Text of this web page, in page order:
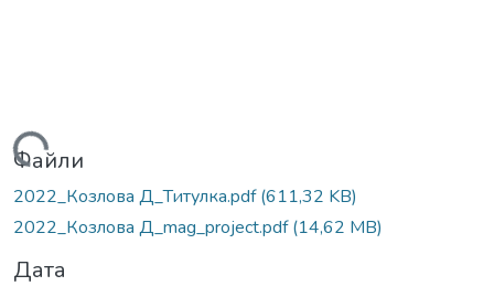
Вантажиться...
Файли
2022_Козлова Д_Титулка.pdf(611,32 KB)
2022_Козлова Д_mag_project.pdf(14,62 MB)
Дата